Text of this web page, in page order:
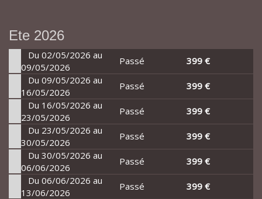
Ete 2026
Du 02/05/2026 au
09/05/2026
Passé
399 €
Du 09/05/2026 au
16/05/2026
Passé
399 €
Du 16/05/2026 au
23/05/2026
Passé
399 €
Du 23/05/2026 au
30/05/2026
Passé
399 €
Du 30/05/2026 au
06/06/2026
Passé
399 €
Du 06/06/2026 au
13/06/2026
Passé
399 €